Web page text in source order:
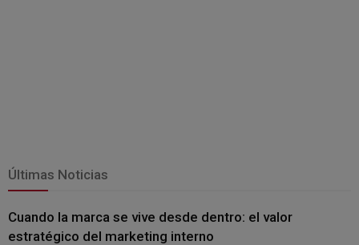
Últimas Noticias
Cuando la marca se vive desde dentro: el valor
estratégico del marketing interno